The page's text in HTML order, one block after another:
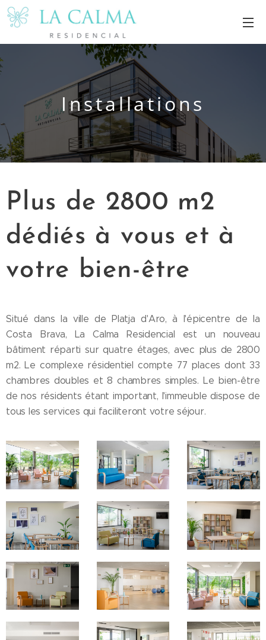
Installations
Plus de 2800 m2
dédiés à vous et à
votre bien-être
Situé dans la ville de Platja d'Aro, à l'épicentre de la
Costa Brava, La Calma Residencial est un nouveau
bâtiment réparti sur quatre étages, avec plus de 2800
m2. Le complexe résidentiel compte 77 places dont 33
chambres doubles et 8 chambres simples. Le bien-être
de nos résidents étant important, l'immeuble dispose de
tous les services qui faciliteront votre séjour.